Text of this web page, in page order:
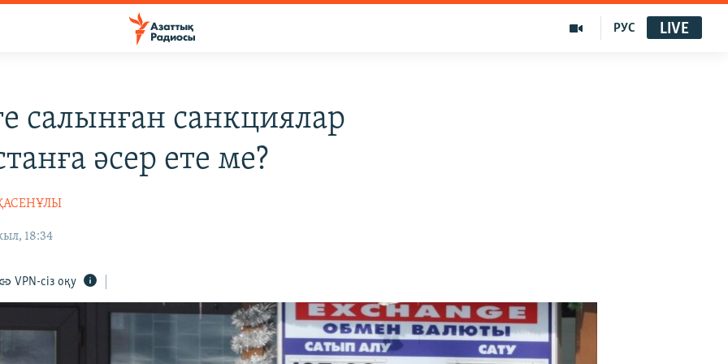
РУС LIVE
салынған санкциялар
әсер ете ме?
18:34
VPN-сіз оқу